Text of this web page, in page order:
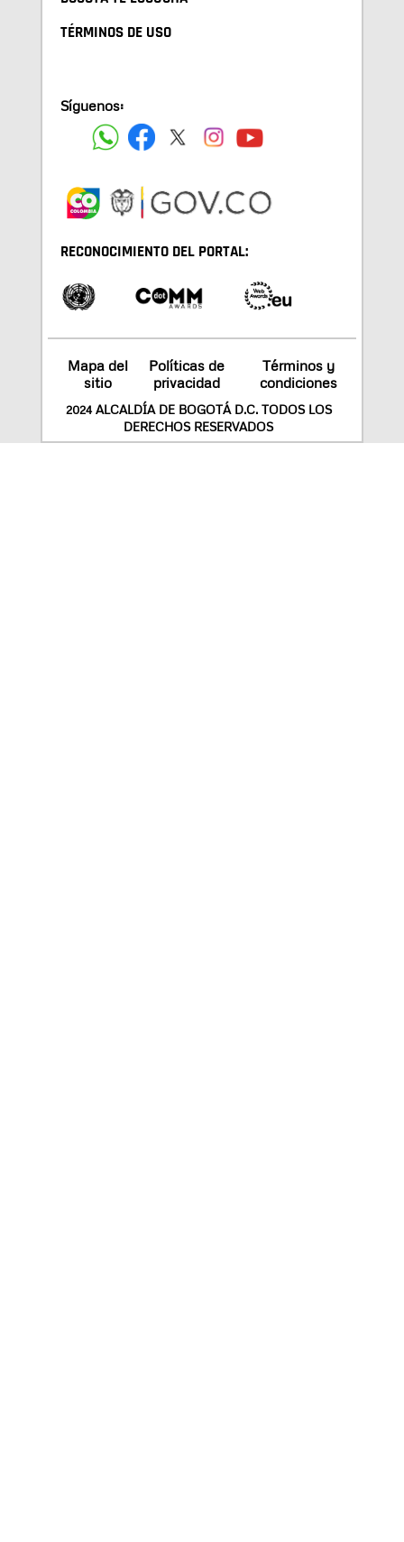
TÉRMINOS DE USO
Síguenos:
RECONOCIMIENTO DEL PORTAL:
Mapa del
sitio
Políticas de
privacidad
Términos y
condiciones
2024 ALCALDÍA DE BOGOTÁ D.C. TODOS LOS
DERECHOS RESERVADOS